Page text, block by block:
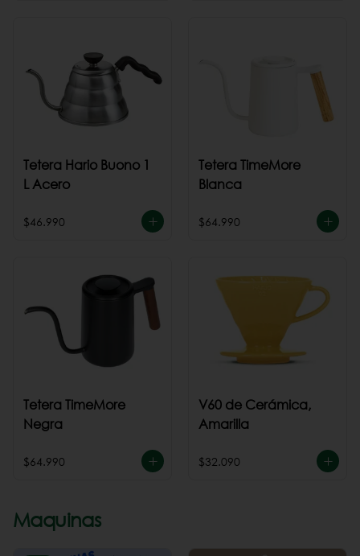
Tetera Hario Buono 1
L Acero
$46.990
Tetera TimeMore
Blanca
$64.990
Tetera TimeMore
Negra
$64.990
V60 de Cerámica,
Amarilla
$32.090
Maquinas